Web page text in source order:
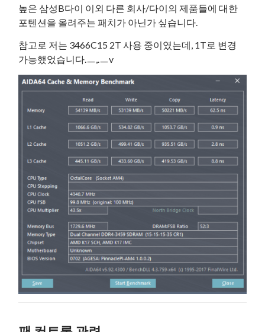
높은 삼성B다이 이외 다른 회사/다이의 제품들에 대한
포텐션을 올려주는 패치가 아닌가 싶습니다.
참고로 저는 3466C15 2T 사용 중이였는데, 1T로 변경
가능했었습니다.ㅡ,.ㅡv